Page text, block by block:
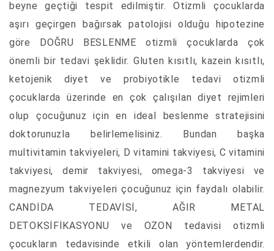
beyne geçtiği tespit edilmiştir. Otizmli çocuklarda
aşırı geçirgen bağırsak patolojisi olduğu hipotezine
göre DOĞRU BESLENME otizmli çocuklarda çok
önemli bir tedavi şeklidir. Gluten kısıtlı, kazein kısıtlı,
ketojenik diyet ve probiyotikle tedavi otizmli
çocuklarda üzerinde en çok çalışılan diyet rejimleri
olup çocuğunuz için en ideal beslenme stratejisini
doktorunuzla belirlemelisiniz. Bundan başka
multivitamin takviyeleri, D vitamini takviyesi, C vitamini
takviyesi, demir takviyesi, omega-3 takviyesi ve
magnezyum takviyeleri çocuğunuz için faydalı olabilir.
CANDİDA TEDAVİSİ, AĞIR METAL
DETOKSİFİKASYONU ve OZON tedavisi otizmli
çocukların tedavisinde etkili olan yöntemlerdendir.